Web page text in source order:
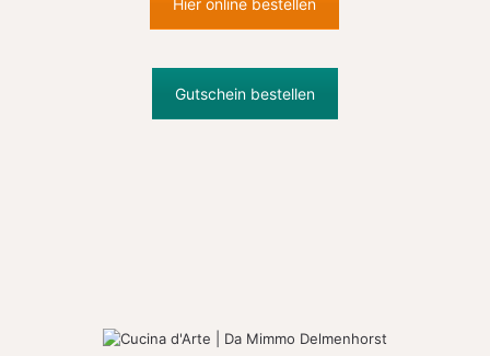
Hier online bestellen
Gutschein bestellen